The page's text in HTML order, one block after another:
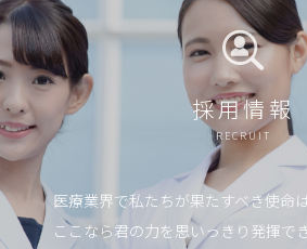
採用情報
RECRUIT
医療業界で私たちが果たすべき使命
ここなら君の力を思いっきり発揮で